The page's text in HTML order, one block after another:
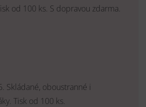
od 100 ks. S dopravou zdarma.
Skládané, oboustranné i
Tisk od 100 ks.